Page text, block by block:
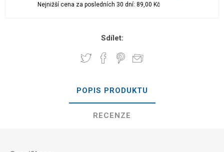
Nejnižší cena za posledních 30 dní: 89,00 Kč
Sdílet:
POPIS PRODUKTU
RECENZE